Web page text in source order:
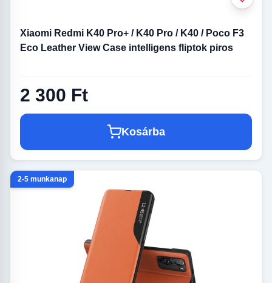
Xiaomi Redmi K40 Pro+ / K40 Pro / K40 / Poco F3
Eco Leather View Case intelligens fliptok piros
2 300 Ft
Kosárba
2-5 munkanap